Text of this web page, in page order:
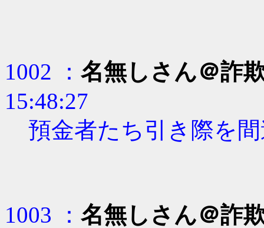
1002 ： 名無しさん＠詐
15:48:27
預金者たち引き際を
1003 ： 名無しさん＠詐